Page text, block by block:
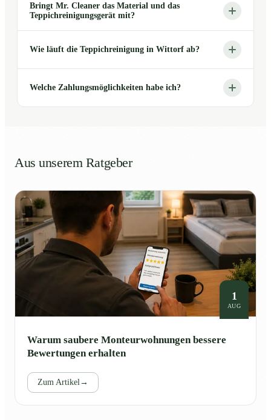
Bringt Mr. Cleaner das Material und das
Teppichreinigungsgerät mit?
Wie läuft die Teppichreinigung in Wittorf ab?
Welche Zahlungsmöglichkeiten habe ich?
Aus unserem Ratgeber
1
AUG
Warum saubere Monteurwohnungen bessere
Bewertungen erhalten
Zum Artikel→